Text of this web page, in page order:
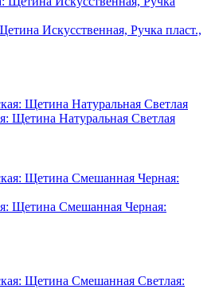
Искусственная, Ручка пласт.,
Щетина Натуральная Светлая
Щетина Смешанная Черная: